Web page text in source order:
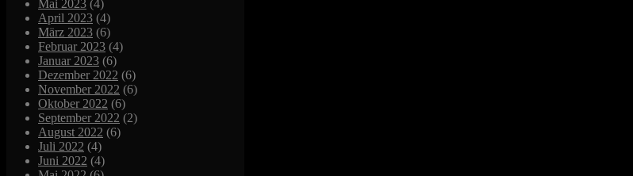
Mai 2023 (4)
April 2023 (4)
März 2023 (6)
Februar 2023 (4)
Januar 2023 (6)
Dezember 2022 (6)
November 2022 (6)
Oktober 2022 (6)
September 2022 (2)
August 2022 (6)
Juli 2022 (4)
Juni 2022 (4)